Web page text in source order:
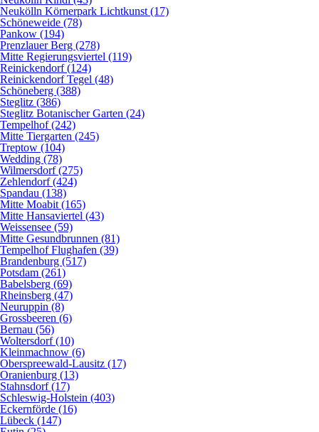
Neukölln Körnerpark Lichtkunst (17)
Schöneweide (78)
Pankow (194)
Prenzlauer Berg (278)
Mitte Regierungsviertel (119)
Reinickendorf (124)
Reinickendorf Tegel (48)
Schöneberg (388)
Steglitz (386)
Steglitz Botanischer Garten (24)
Tempelhof (242)
Mitte Tiergarten (245)
Treptow (104)
Wedding (78)
Wilmersdorf (275)
Zehlendorf (424)
Spandau (138)
Mitte Moabit (165)
Mitte Hansaviertel (43)
Weissensee (59)
Mitte Gesundbrunnen (81)
Tempelhof Flughafen (39)
Brandenburg (517)
Potsdam (261)
Babelsberg (69)
Rheinsberg (47)
Neuruppin (8)
Grossbeeren (6)
Bernau (56)
Woltersdorf (10)
Kleinmachnow (6)
Oberspreewald-Lausitz (17)
Oranienburg (13)
Stahnsdorf (17)
Schleswig-Holstein (403)
Eckernförde (16)
Lübeck (147)